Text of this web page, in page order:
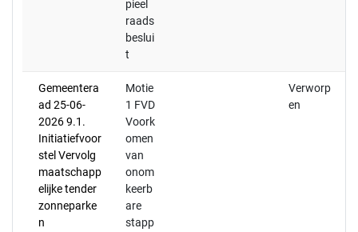
pieel
raads
beslui
t
Gemeentera
ad 25-06-
2026 9.1.
Initiatiefvoor
stel Vervolg
maatschapp
elijke tender
zonneparke
n
Motie
1 FVD
Voork
omen
van
onom
keerb
are
stapp
Verworp
en